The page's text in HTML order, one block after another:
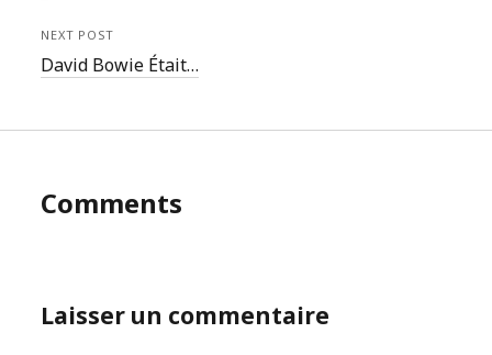
NEXT POST
David Bowie Était…
Comments
Laisser un commentaire